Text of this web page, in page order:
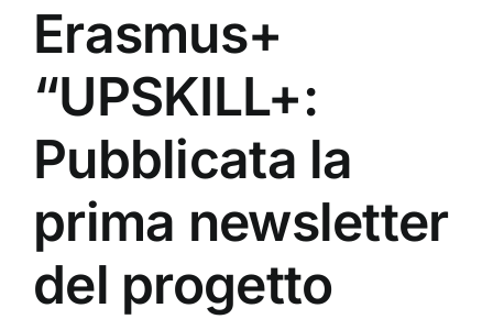
Erasmus+
“UPSKILL+:
Pubblicata la
prima newsletter
del progetto